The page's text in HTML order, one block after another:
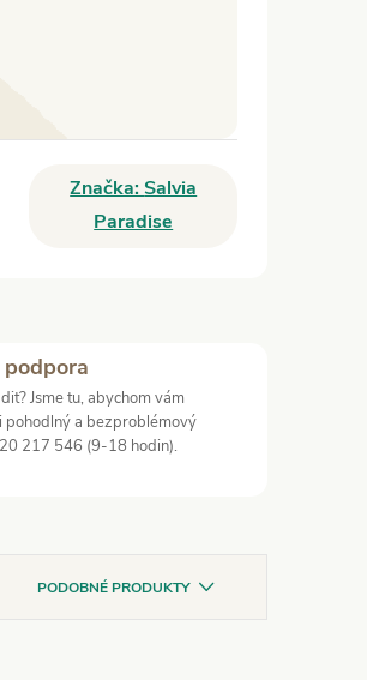
Značka:Salvia
Paradise
Jsme tu, abychom vám
pohodlný a bezproblémový
217 546 (9-18 hodin).
PODOBNÉ PRODUKTY